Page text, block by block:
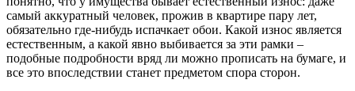
самый аккуратный человек, прожив в квартире пару лет,
обязательно где-нибудь испачкает обои. Какой износ является
естественным, а какой явно выбивается за эти рамки –
подобные подробности вряд ли можно прописать на бумаге, и
все это впоследствии станет предметом спора сторон.